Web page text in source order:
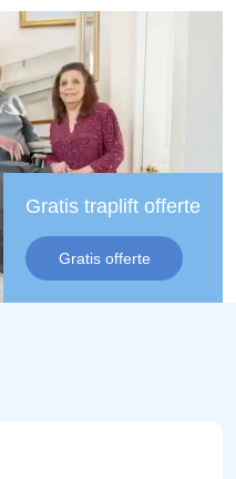
Gratis traplift offerte
Gratis offerte